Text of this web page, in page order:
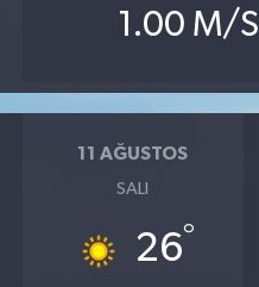
1.00 M/S
11 AĞUSTOS
SALI
26°